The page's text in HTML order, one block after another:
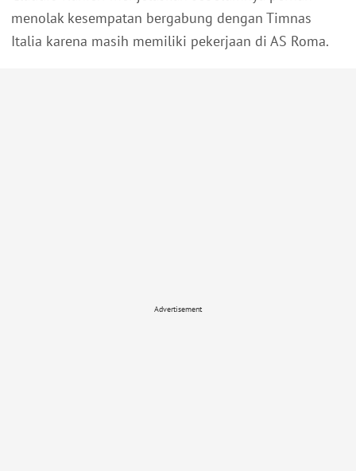
menolak kesempatan bergabung dengan Timnas
Italia karena masih memiliki pekerjaan di AS Roma.
Advertisement